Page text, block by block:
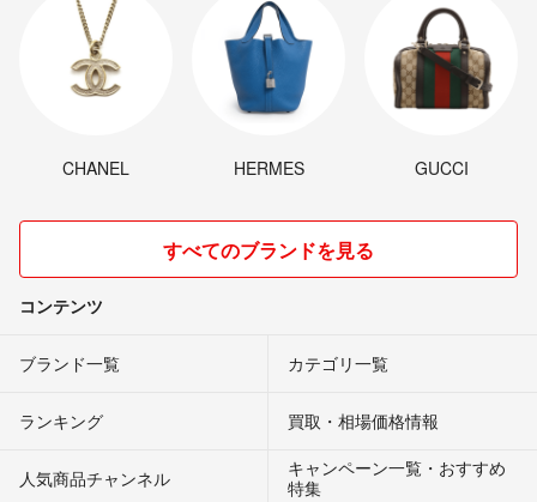
CHANEL HERMES GUCCI
すべてのブランドを見る
コンテンツ
ブランド一覧 カテゴリ一覧
ランキング 買取・相場価格情報
人気商品チャンネル
キャンペーン一覧・おすすめ
特集